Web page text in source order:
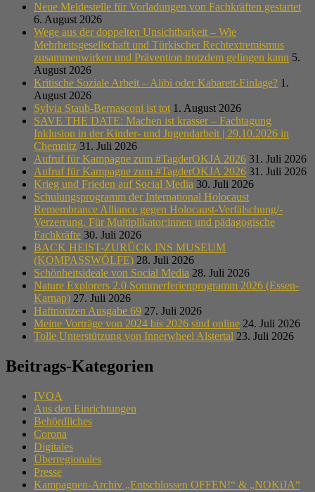
Neue Meldestelle für Vorladungen von Fachkräften gestartet
6. August 2026
Wege aus der doppelten Unsichtbarkeit – Wie
Mehrheitsgesellschaft und Türkischer Rechtextremismus
zusammenwirken und Prävention trotzdem gelingen kann 5.
August 2026
Kritische Soziale Arbeit – Alibi oder Kabarett-Einlage? 1.
August 2026
Sylvia Staub-Bernasconi ist tot 1. August 2026
SAVE THE DATE: Machen ist krasser – Fachtagung
Inklusion in der Kinder- und Jugendarbeit | 29.10.2026 in
Chemnitz 31. Juli 2026
Aufruf für Kampagne zum #TagderOKJA 2026 31. Juli 2026
Aufruf für Kampagne zum #TagderOKJA 2026 31. Juli 2026
Krieg und Frieden auf Social Media 30. Juli 2026
Schulungsprogramm der International Holocaust
Remembrance Alliance gegen Holocaust-Verfälschung/-
Verzerrung. Für Multiplikator:innen und pädagogische
Fachkräfte 30. Juli 2026
BACK HEIST-ZURÜCK INS MUSEUM
(KOMPASSWÖLFE) 28. Juli 2026
Schönheitsideale von Social Media 28. Juli 2026
Nature Explorers 2.0 Sommerferienprogramm 2026 (Essen-
Karnap) 27. Juli 2026
Haftnotizen Ausgabe 69 27. Juli 2026
Meine Vorträge von 2024 bis 2026 sind online 24. Juli 2026
Tolle Unterstützung von Innerwheel Alstertal 23. Juli 2026
Beitrags-Kategorien
IVOA
Aus den Einrichtungen
Behördliches
Corona
Digitales
Überregionales
Presse
Kampagnen-Archiv „Entschlossen OFFEN!“ & „NOKiJA“